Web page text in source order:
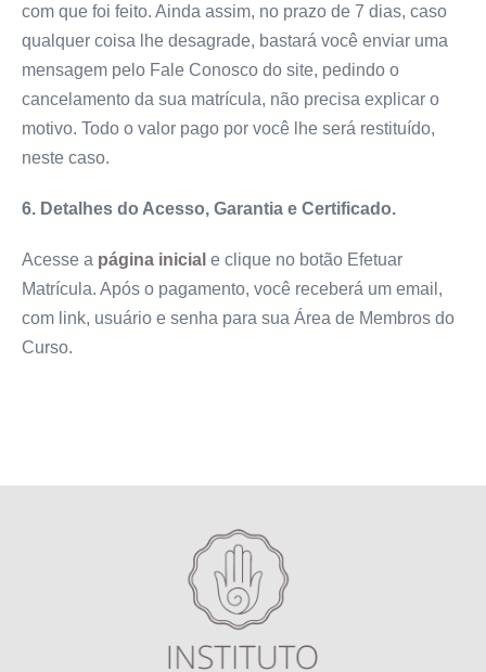
com que foi feito. Ainda assim, no prazo de 7 dias, caso
qualquer coisa lhe desagrade, bastará você enviar uma
mensagem pelo Fale Conosco do site, pedindo o
cancelamento da sua matrícula, não precisa explicar o
motivo. Todo o valor pago por você lhe será restituído,
neste caso.
6. Detalhes do Acesso, Garantia e Certificado.
Acesse a página inicial e clique no botão Efetuar
Matrícula. Após o pagamento, você receberá um email,
com link, usuário e senha para sua Área de Membros do
Curso.